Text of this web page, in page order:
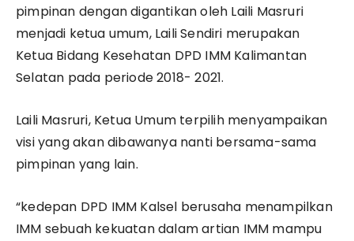
pimpinan dengan digantikan oleh Laili Masruri
menjadi ketua umum, Laili Sendiri merupakan
Ketua Bidang Kesehatan DPD IMM Kalimantan
Selatan pada periode 2018- 2021.
Laili Masruri, Ketua Umum terpilih menyampaikan
visi yang akan dibawanya nanti bersama-sama
pimpinan yang lain.
“kedepan DPD IMM Kalsel berusaha menampilkan
IMM sebuah kekuatan dalam artian IMM mampu